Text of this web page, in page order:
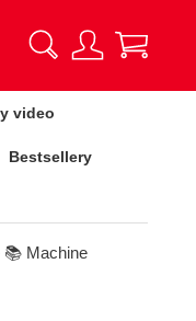
video
Bestsellery
📚 Machine